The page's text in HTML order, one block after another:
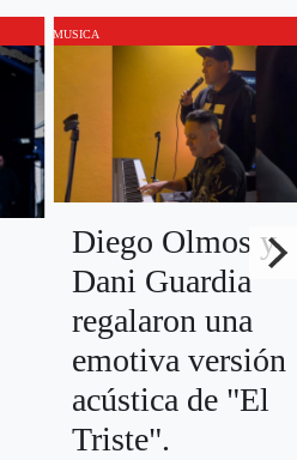
MUSICA
Diego Olmos y
Dani Guardia
regalaron una
emotiva versión
acústica de "El
Triste".